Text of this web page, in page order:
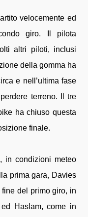
velocemente ed
giro. Il pilota
altri piloti, inclusi
della gomma ha
e nell’ultima fase
terreno. Il tre
ha chiuso questa
finale.
in condizioni meteo
prima gara, Davies
del primo giro, in
Haslam, come in